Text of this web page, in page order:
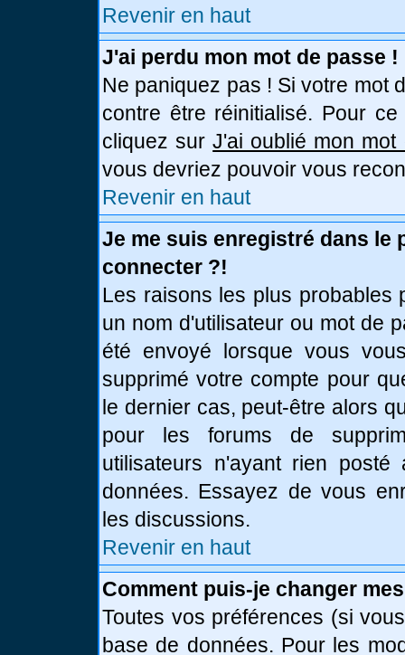
Revenir en haut
J'ai perdu mon mot de passe !
Ne paniquez pas ! Si votre mot
contre être réinitialisé. Pour
cliquez surJ'ai oublié mon mot
vous devriez pouvoir vous
Revenir en haut
Je me suis enregistré dans le
connecter ?!
Les raisons les plus probables
un nom d'utilisateur ou mot de
été envoyé lorsque vous
supprimé votre compte pour
le dernier cas, peut-être alors
pour les forums de
utilisateurs n'ayant rien
données. Essayez de vous
les discussions.
Revenir en haut
Comment puis-je changer
Toutes vos préférences (si
base de données. Pour les